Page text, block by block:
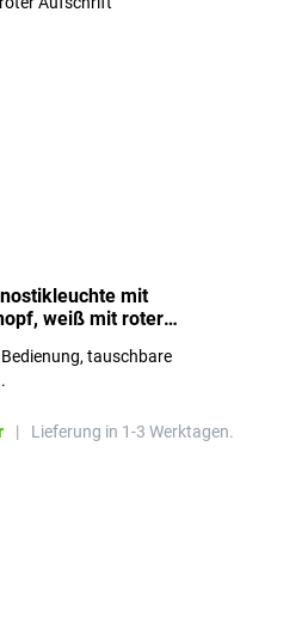
mit
weiß mit roter
tauschbare
| Lieferung in 1-3 Werktagen.